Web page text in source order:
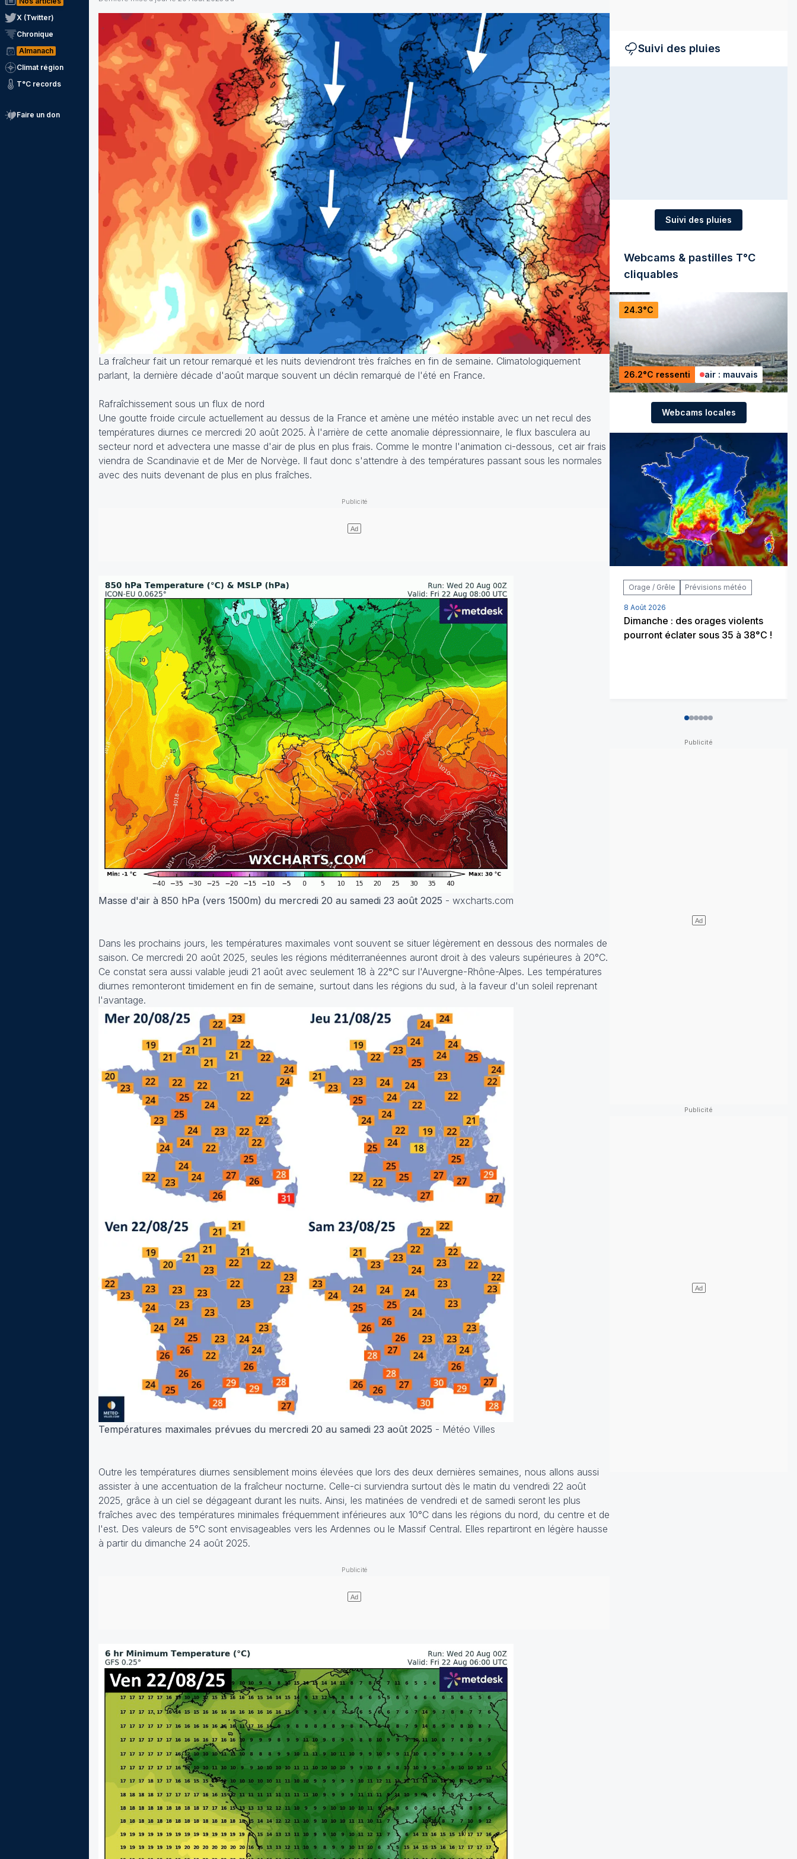
X (Twitter)
Chronique
Almanach
Climat région
T°C records
Faire un don
La fraîcheur fait un retour remarqué et les nuits deviendront très fraîches en fin de semaine. Climatologiquement
parlant, la dernière décade d'août marque souvent un déclin remarqué de l'été en France.
Rafraîchissement sous un flux de nord
Une goutte froide circule actuellement au dessus de la France et amène une météo instable avec un net recul des
températures diurnes ce mercredi 20 août 2025. À l'arrière de cette anomalie dépressionnaire, le flux basculera au
secteur nord et advectera une masse d'air de plus en plus frais. Comme le montre l'animation ci-dessous, cet air frais
viendra de Scandinavie et de Mer de Norvège. Il faut donc s'attendre à des températures passant sous les normales
avec des nuits devenant de plus en plus fraîches.
Masse d'air à 850 hPa (vers 1500m) du mercredi 20 au samedi 23 août 2025 - wxcharts.com
Dans les prochains jours, les températures maximales vont souvent se situer légèrement en dessous des normales de
saison. Ce mercredi 20 août 2025, seules les régions méditerranéennes auront droit à des valeurs supérieures à 20°C.
Ce constat sera aussi valable jeudi 21 août avec seulement 18 à 22°C sur l'Auvergne-Rhône-Alpes. Les températures
diurnes remonteront timidement en fin de semaine, surtout dans les régions du sud, à la faveur d'un soleil reprenant
l'avantage.
Températures maximales prévues du mercredi 20 au samedi 23 août 2025 - Météo Villes
Outre les températures diurnes sensiblement moins élevées que lors des deux dernières semaines, nous allons aussi
assister à une accentuation de la fraîcheur nocturne. Celle-ci surviendra surtout dès le matin du vendredi 22 août
2025, grâce à un ciel se dégageant durant les nuits. Ainsi, les matinées de vendredi et de samedi seront les plus
fraîches avec des températures minimales fréquemment inférieures aux 10°C dans les régions du nord, du centre et de
l'est. Des valeurs de 5°C sont envisageables vers les Ardennes ou le Massif Central. Elles repartiront en légère hausse
à partir du dimanche 24 août 2025.
Suivi des pluies
Suivi des pluies
Webcams & pastilles T°C
cliquables
24.3°C
26.2°C ressenti air : mauvais
Webcams locales
Orage / Grêle Prévisions météo
8 Août 2026
Dimanche : des orages violents
pourront éclater sous 35 à 38°C !
012345